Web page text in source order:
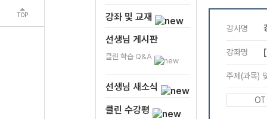
TOP
강좌 및 교재
선생님 게시판
클린 학습 Q&A
선생님 새소식
클린 수강평